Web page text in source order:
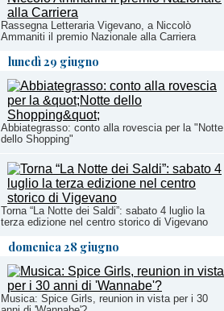
Rassegna Letteraria Vigevano, a Niccolò
Ammaniti il premio Nazionale alla Carriera
lunedì 29 giugno
Abbiategrasso: conto alla rovescia per la "Notte
dello Shopping"
Torna “La Notte dei Saldi”: sabato 4 luglio la
terza edizione nel centro storico di Vigevano
domenica 28 giugno
Musica: Spice Girls, reunion in vista per i 30